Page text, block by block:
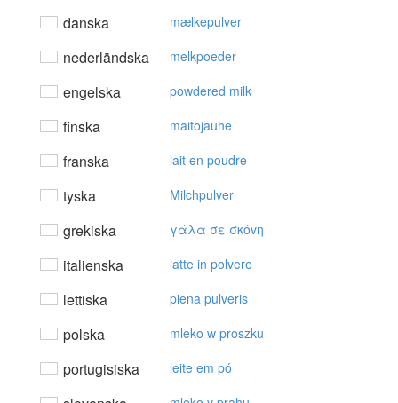
danska mælkepulver
nederländska melkpoeder
engelska powdered milk
finska maitojauhe
franska lait en poudre
tyska Milchpulver
grekiska γάλα σε σκόvη
italienska latte in polvere
lettiska piena pulveris
polska mleko w proszku
portugisiska leite em pó